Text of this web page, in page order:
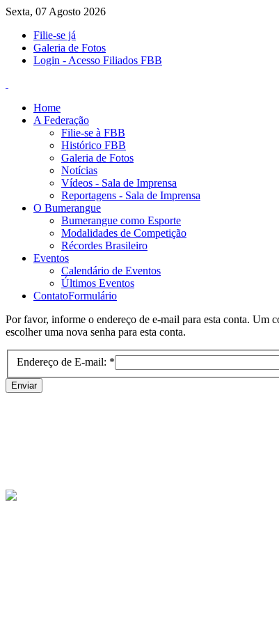
Sexta, 07 Agosto 2026
Filie-se já
Galeria de Fotos
Login - Acesso Filiados FBB
Home
A Federação
Filie-se à FBB
Histórico FBB
Galeria de Fotos
Notícias
Vídeos - Sala de Imprensa
Reportagens - Sala de Imprensa
O Bumerangue
Bumerangue como Esporte
Modalidades de Competição
Récordes Brasileiro
Eventos
Calendário de Eventos
Últimos Eventos
ContatoFormulário
Por favor, informe o endereço de e-mail para esta conta. Um
escolher uma nova senha para esta conta.
Endereço de E-mail: *
Enviar